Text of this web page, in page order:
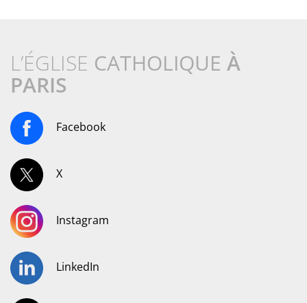
L’ÉGLISE CATHOLIQUE À
PARIS
Facebook
X
Instagram
LinkedIn